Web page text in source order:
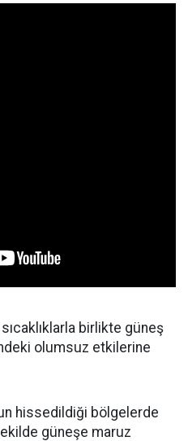
sıcaklıklarla birlikte güneş
olumsuz etkilerine
hissedildiği bölgelerde
güneşe maruz